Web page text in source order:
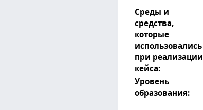
Среды и
средства,
которые
использовались
при реализации
кейса:
Уровень
образования: